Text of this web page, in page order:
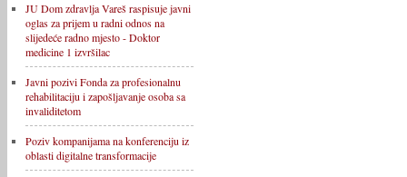
JU Dom zdravlja Vareš raspisuje javni
oglas za prijem u radni odnos na
slijedeće radno mjesto - Doktor
medicine 1 izvršilac
Javni pozivi Fonda za profesionalnu
rehabilitaciju i zapošljavanje osoba sa
invaliditetom
Poziv kompanijama na konferenciju iz
oblasti digitalne transformacije